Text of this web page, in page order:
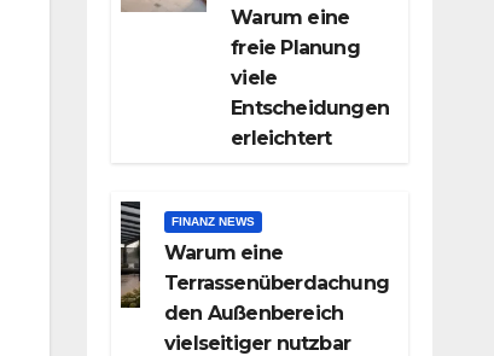
Warum eine
freie Planung
viele
Entscheidungen
erleichtert
FINANZ NEWS
Warum eine
Terrassenüberdachung
den Außenbereich
vielseitiger nutzbar